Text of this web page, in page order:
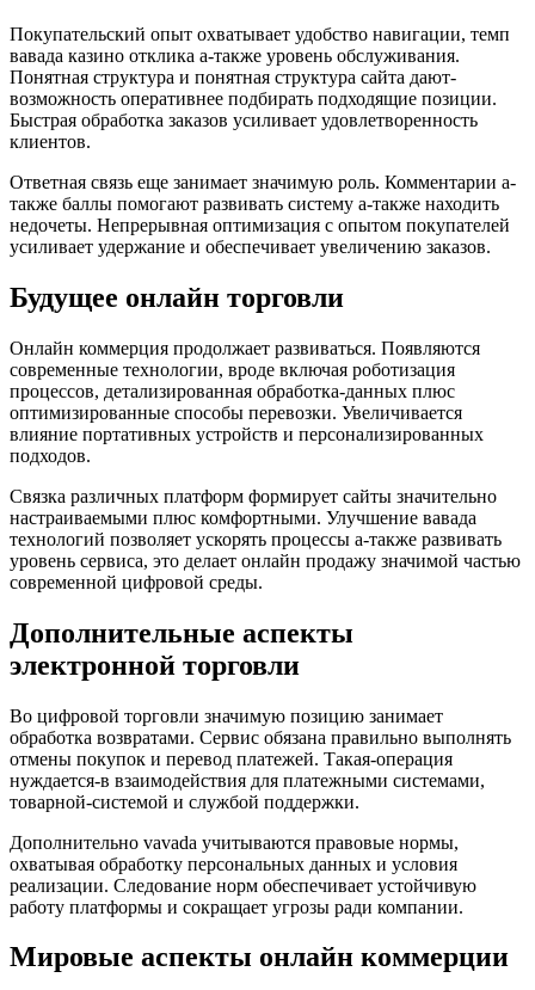
Покупательский опыт охватывает удобство навигации, темп
вавада казино отклика а-также уровень обслуживания.
Понятная структура и понятная структура сайта дают-
возможность оперативнее подбирать подходящие позиции.
Быстрая обработка заказов усиливает удовлетворенность
клиентов.
Ответная связь еще занимает значимую роль. Комментарии а-
также баллы помогают развивать систему а-также находить
недочеты. Непрерывная оптимизация с опытом покупателей
усиливает удержание и обеспечивает увеличению заказов.
Будущее онлайн торговли
Онлайн коммерция продолжает развиваться. Появляются
современные технологии, вроде включая роботизация
процессов, детализированная обработка-данных плюс
оптимизированные способы перевозки. Увеличивается
влияние портативных устройств и персонализированных
подходов.
Связка различных платформ формирует сайты значительно
настраиваемыми плюс комфортными. Улучшение вавада
технологий позволяет ускорять процессы а-также развивать
уровень сервиса, это делает онлайн продажу значимой частью
современной цифровой среды.
Дополнительные аспекты
электронной торговли
Во цифровой торговли значимую позицию занимает
обработка возвратами. Сервис обязана правильно выполнять
отмены покупок и перевод платежей. Такая-операция
нуждается-в взаимодействия для платежными системами,
товарной-системой и службой поддержки.
Дополнительно vavada учитываются правовые нормы,
охватывая обработку персональных данных и условия
реализации. Следование норм обеспечивает устойчивую
работу платформы и сокращает угрозы ради компании.
Мировые аспекты онлайн коммерции